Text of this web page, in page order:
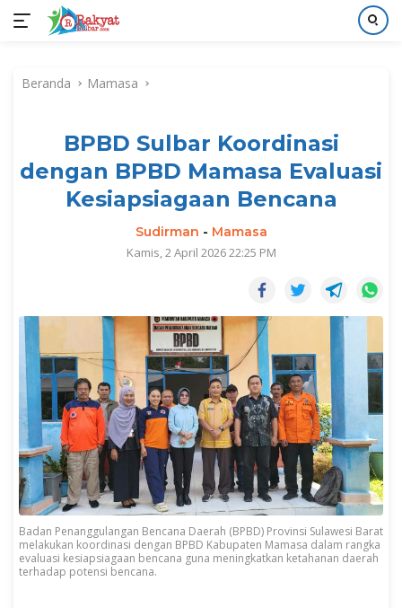
kontenBeranda Mamasa
BPBD Sulbar Koordinasi
dengan BPBD Mamasa Evaluasi
Kesiapsiagaan Bencana
Sudirman - Mamasa
Kamis, 2 April 2026 22:25 PM
Badan Penanggulangan Bencana Daerah (BPBD) Provinsi Sulawesi Barat
melakukan koordinasi dengan BPBD Kabupaten Mamasa dalam rangka
evaluasi kesiapsiagaan bencana guna meningkatkan ketahanan daerah
terhadap potensi bencana.